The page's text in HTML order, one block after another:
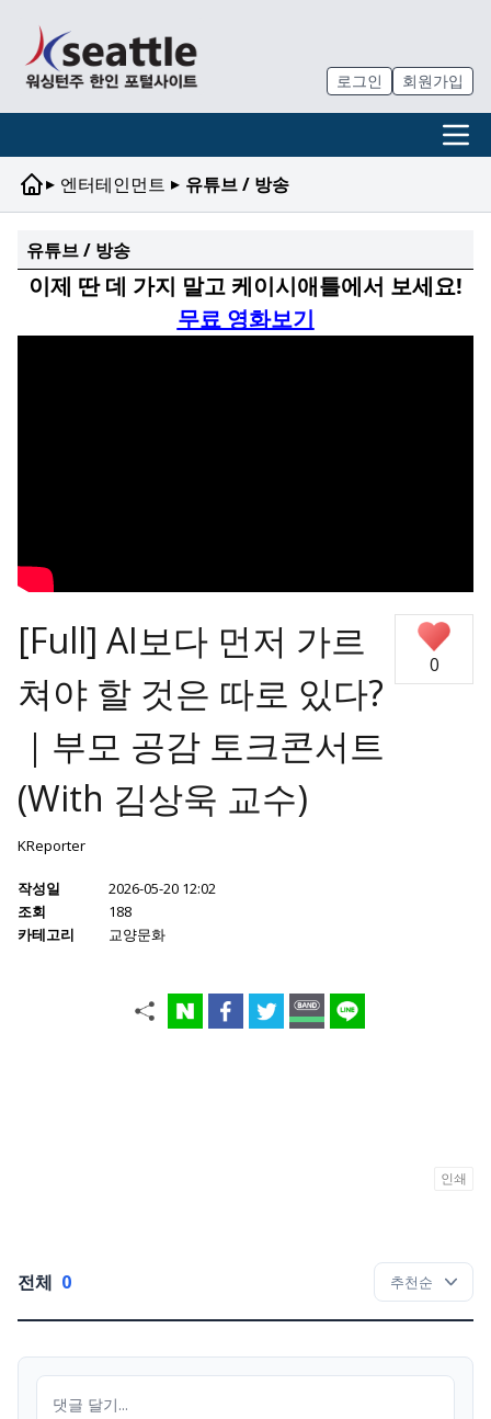
로그인 회원가입
▸ 엔터테인먼트 ▸ 유튜브 / 방송
유튜브 / 방송
이제 딴 데 가지 말고 케이시애틀에서 보세요!
무료 영화보기
[Full] AI보다 먼저 가르
쳐야 할 것은 따로 있다?
｜부모 공감 토크콘서트
(With 김상욱 교수)
KReporter
작성일
2026-05-20 12:02
조회
188
카테고리
교양문화
0
인쇄
전체 0